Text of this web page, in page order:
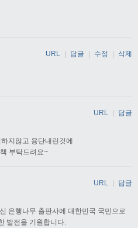
URL 답글 수정 삭제
지않고 용단내린것에
부탁드려요~
URL | 답글
은행나무 출판사에 대한민국 국민으로
발전을 기원합니다.
URL | 답글